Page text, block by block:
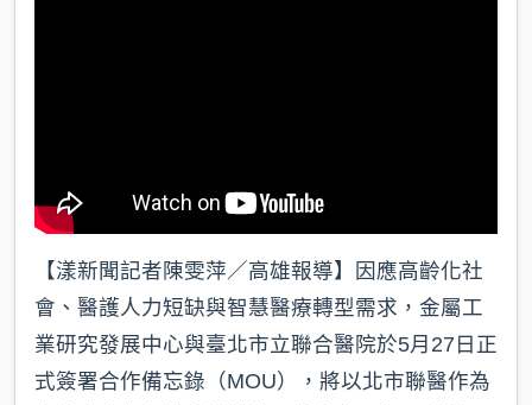
【漾新聞記者陳雯萍／高雄報導】因應高齡化社
會、醫護人力短缺與智慧醫療轉型需求，金屬工
業研究發展中心與臺北市立聯合醫院於5月27日正
式簽署合作備忘錄（MOU），將以北市聯醫作為